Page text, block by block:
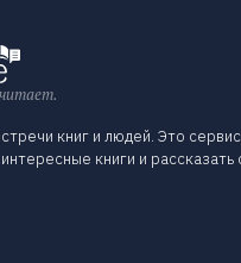
книг и людей. Это
книги и рассказать